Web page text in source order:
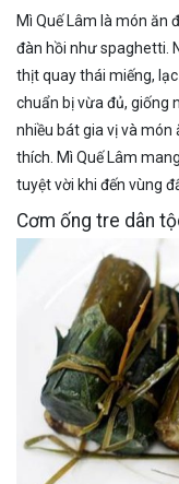
Mì Quế Lâm là món ăn
đàn hồi như spaghetti.
thịt quay thái miếng,
chuẩn bị vừa đủ, giống
nhiều bát gia vị và
thích. Mì Quế Lâm
tuyệt vời khi đến vùng
Cơm ống tre dân